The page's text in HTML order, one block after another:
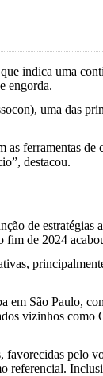
indica uma
engorda.
uma das
ferramentas
destacou.
de
de 2024
São Paulo,
vizinhos
referencial.